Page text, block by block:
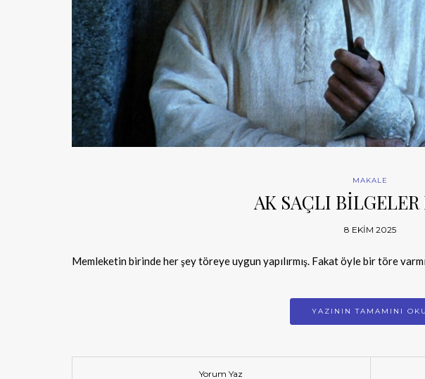
MAKALE
AK SAÇLI BİLGELER
8 EKIM 2025
Memleketin birinde her şey töreye uygun yapılırmış. Fakat öyle bir töre
YAZININ TAMAMINI OKU
Yorum Yaz